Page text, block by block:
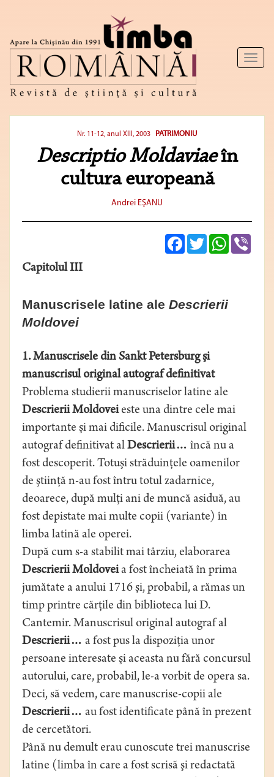
Toggle
Nr. 11-12, anul XIII, 2003 PATRIMONIU
Descriptio Moldaviaeîn
cultura europeană
Andrei EŞANU
FacebookTwitterWhatsApp
Capitolul III
Manuscrisele latine ale Descrierii
Moldovei
1. Manuscrisele din Sankt Petersburg şi
manuscrisul original autograf definitivat
Problema studierii manuscriselor latine ale
Descrierii Moldoveieste una dintre cele mai
importante şi mai dificile. Manuscrisul original
autograf definitivat alDescrierii… încă nu a
fost descoperit. Totuşi străduinţele oamenilor
de ştiinţă n-au fost întru totul zadarnice,
deoarece, după mulţi ani de muncă asiduă, au
fost depistate mai multe copii (variante) în
limba latină ale operei.
După cum s-a stabilit mai târziu, elaborarea
Descrierii Moldoveia fost încheiată în prima
jumătate a anului 1716 şi, probabil, a rămas un
timp printre cărţile din biblioteca lui D.
Cantemir. Manuscrisul original autograf al
Descrierii… a fost pus la dispoziţia unor
persoane interesate şi aceasta nu fără concursul
autorului, care, probabil, le-a vorbit de opera sa.
Deci, să vedem, care manuscrise-copii ale
Descrierii… au fost identificate până în prezent
de cercetători.
Până nu demult erau cunoscute trei manuscrise
latine (limba în care a fost scrisă şi redactată